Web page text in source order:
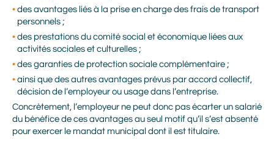
des avantages liés à la prise en charge des frais de transport
personnels ;
des prestations du comité social et économique liées aux
activités sociales et culturelles ;
des garanties de protection sociale complémentaire ;
ainsi que des autres avantages prévus par accord collectif,
décision de l’employeur ou usage dans l’entreprise.
Concrètement, l’employeur ne peut donc pas écarter un salarié
du bénéfice de ces avantages au seul motif qu’il s’est absenté
pour exercer le mandat municipal dont il est titulaire.